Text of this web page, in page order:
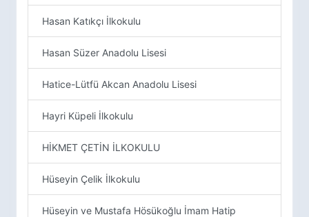
Hasan Katıkçı İlkokulu
Hasan Süzer Anadolu Lisesi
Hatice-Lütfü Akcan Anadolu Lisesi
Hayri Küpeli İlkokulu
HİKMET ÇETİN İLKOKULU
Hüseyin Çelik İlkokulu
Hüseyin ve Mustafa Hösükoğlu İmam Hatip